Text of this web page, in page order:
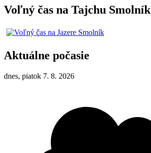
Voľný čas na Tajchu Smolník
Aktuálne počasie
dnes, piatok 7. 8. 2026